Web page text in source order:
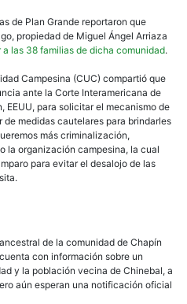
de Plan Grande reportaron que
propiedad de Miguel Ángel Arriaza
las 38 familias de dicha comunidad.
Campesina (CUC) compartió que
ante la Corte Interamericana de
EEUU, para solicitar el mecanismo de
medidas cautelares para brindarles
más criminalización,
la organización campesina, la cual
para evitar el desalojo de las
de la comunidad de Chapín
con información sobre un
y la población vecina de Chinebal, a
aún esperan una notificación oficial